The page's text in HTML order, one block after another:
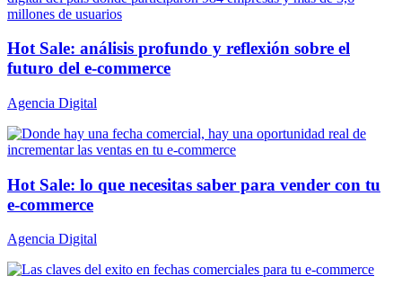
Hot Sale: análisis profundo y reflexión sobre el
futuro del e-commerce
Agencia Digital
Hot Sale: lo que necesitas saber para vender con tu
e-commerce
Agencia Digital